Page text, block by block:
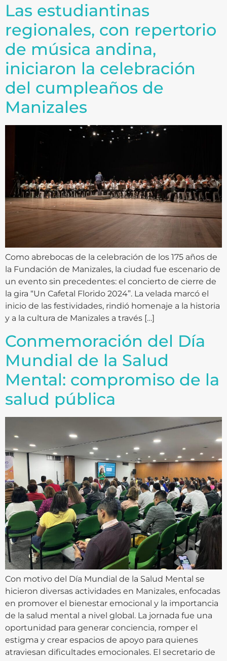
Las estudiantinas
regionales, con repertorio
de música andina,
iniciaron la celebración
del cumpleaños de
Manizales
Como abrebocas de la celebración de los 175 años de
la Fundación de Manizales, la ciudad fue escenario de
un evento sin precedentes: el concierto de cierre de
la gira “Un Cafetal Florido 2024”. La velada marcó el
inicio de las festividades, rindió homenaje a la historia
y a la cultura de Manizales a través […]
Conmemoración del Día
Mundial de la Salud
Mental: compromiso de la
salud pública
Con motivo del Día Mundial de la Salud Mental se
hicieron diversas actividades en Manizales, enfocadas
en promover el bienestar emocional y la importancia
de la salud mental a nivel global. La jornada fue una
oportunidad para generar conciencia, romper el
estigma y crear espacios de apoyo para quienes
atraviesan dificultades emocionales. El secretario de